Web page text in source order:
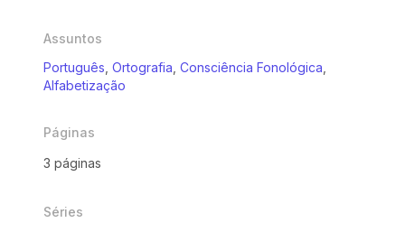
Assuntos
Português Ortografia Consciência Fonológica
Alfabetização
Páginas
3 páginas
Séries